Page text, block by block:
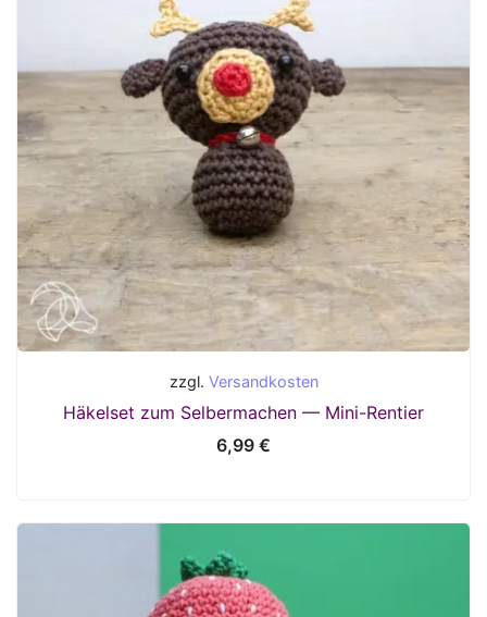
zzgl. Versandkosten
Häkelset zum Selbermachen — Mini-Rentier
6,99 €